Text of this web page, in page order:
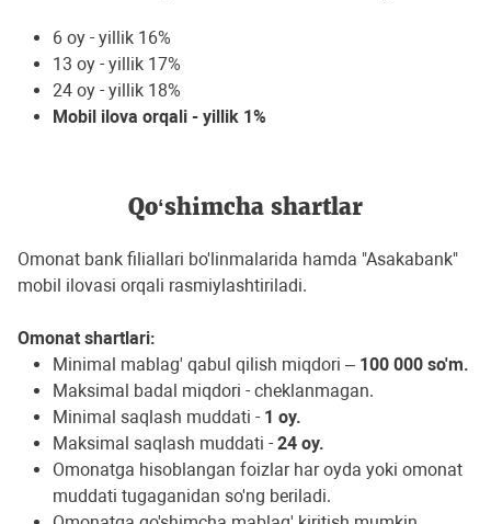
6 oy - yillik 16%
13 oy - yillik 17%
24 oy - yillik 18%
Mobil ilova orqali - yillik 1%
Qo‘shimcha shartlar
Omonat bank filiallari bo'linmalarida hamda "Asakabank"
mobil ilovasi orqali rasmiylashtiriladi.
Omonat shartlari:
Minimal mablag' qabul qilish miqdori – 100 000 so'm.
Maksimal badal miqdori - cheklanmagan.
Мinimal saqlash muddati - 1 oy.
Маksimal saqlash muddati - 24 oy.
Omonatga hisoblangan foizlar har oyda yoki omonat
muddati tugaganidan so'ng beriladi.